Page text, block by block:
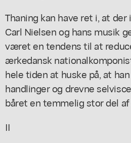
Thaning kan have ret i, at
Carl Nielsen og hans musik
været en tendens til at
ærkedansk
hele tiden at huske på, at
handlinger og drevne
båret en temmelig stor del
II